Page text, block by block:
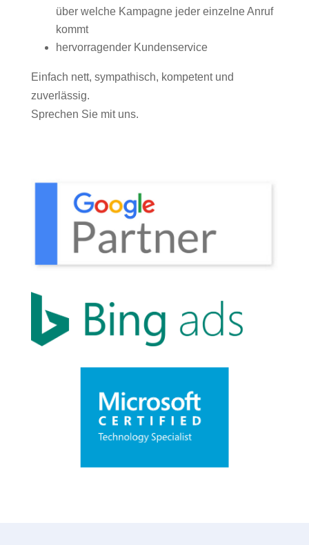
über welche Kampagne jeder einzelne Anruf
kommt
hervorragender Kundenservice
Einfach nett, sympathisch, kompetent und
zuverlässig.
Sprechen Sie mit uns.